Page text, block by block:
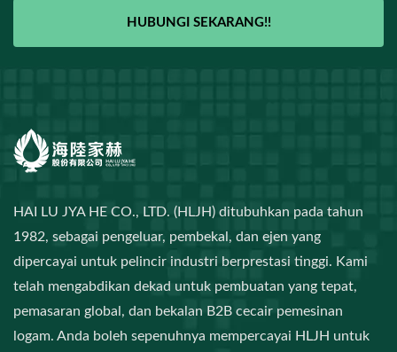
HUBUNGI SEKARANG!!
HAI LU JYA HE CO., LTD. (HLJH) ditubuhkan pada tahun
1982, sebagai pengeluar, pembekal, dan ejen yang
dipercayai untuk pelincir industri berprestasi tinggi. Kami
telah mengabdikan dekad untuk pembuatan yang tepat,
pemasaran global, dan bekalan B2B cecair pemesinan
logam. Anda boleh sepenuhnya mempercayai HLJH untuk